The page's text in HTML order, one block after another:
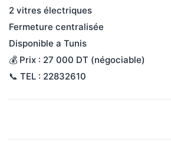
2 vitres électriques
Fermeture centralisée
Disponible a Tunis
💰 Prix : 27 000 DT (négociable)
📞 TEL : 22832610